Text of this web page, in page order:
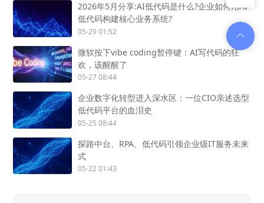
2026年5月分享:AI低代码是什么?企业如何用AI
低代码构建核心业务系统?
05-29 01:52
微软按下vibe coding暂停键：AI写代码的狂
欢，该醒醒了
05-27 08:44
企业数字化转型进入深水区：一位CIO亲述选型
低代码平台的血泪史
05-25 08:44
探路中台、RPA、低代码引领企业级IT服务未来
式
05-22 01:43